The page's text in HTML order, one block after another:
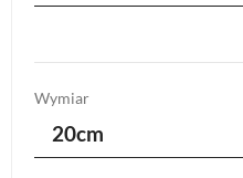
Wymiar
20cm